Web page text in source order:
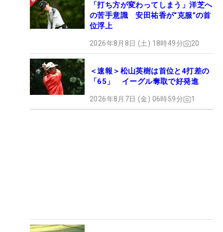
「打ち方が変わってしまう」洋芝へ
の苦手意識 安田祐香が“克服”の首
位浮上
2026年8月8日 (土) 18時49分 20
＜速報＞松山英樹は首位と4打差の
「65」 イーグル奪取で好発進
2026年8月7日 (金) 06時59分 1